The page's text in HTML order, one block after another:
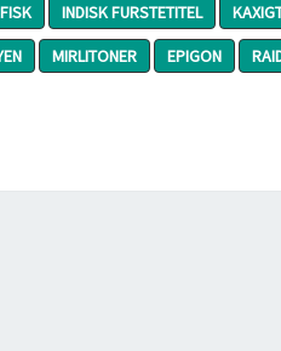
INDISK FURSTETITEL
MIRLITONER EPIGON